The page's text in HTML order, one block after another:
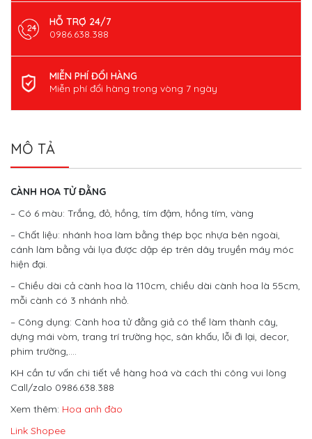
HỖ TRỢ 24/7
0986.638.388
MIỄN PHÍ ĐỔI HÀNG
Miễn phí đổi hàng trong vòng 7 ngày
MÔ TẢ
CÀNH HOA TỬ ĐẰNG
– Có 6 màu: Trắng, đỏ, hồng, tím đậm, hồng tím, vàng
– Chất liệu: nhánh hoa làm bằng thép bọc nhựa bên ngoài,
cánh làm bằng vải lụa được dập ép trên dây truyền máy móc
hiện đại.
– Chiều dài cả cành hoa là 110cm, chiều dài cành hoa là 55cm,
mỗi cành có 3 nhánh nhỏ.
– Công dụng: Cành hoa tử đằng giả có thể làm thành cây,
dựng mái vòm, trang trí trường học, sân khấu, lỗi đi lại, decor,
phim trường,….
KH cần tư vấn chi tiết về hàng hoá và cách thi công vui lòng
Call/zalo 0986.638.388
Xem thêm: Hoa anh đào
Link Shopee